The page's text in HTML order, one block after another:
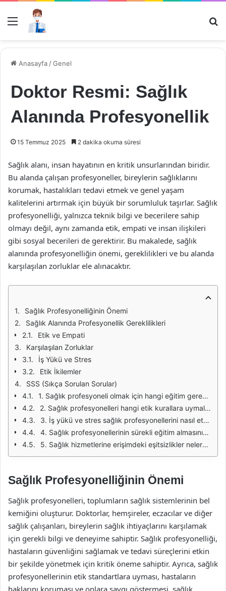
Menü
Anasayfa /Genel
Doktor Resmi: Sağlık
Alanında Profesyonellik
15 Temmuz 2025 2 dakika okuma süresi
Sağlık alanı, insan hayatının en kritik unsurlarından biridir.
Bu alanda çalışan profesyoneller, bireylerin sağlıklarını
korumak, hastalıkları tedavi etmek ve genel yaşam
kalitelerini artırmak için büyük bir sorumluluk taşırlar. Sağlık
profesyonelliği, yalnızca teknik bilgi ve becerilere sahip
olmayı değil, aynı zamanda etik, empati ve insan ilişkileri
gibi sosyal becerileri de gerektirir. Bu makalede, sağlık
alanında profesyonelliğin önemi, gereklilikleri ve bu alanda
karşılaşılan zorluklar ele alınacaktır.
Sağlık Profesyonelliğinin Önemi
Sağlık Alanında Profesyonellik Gereklilikleri
Etik ve Empati
Karşılaşılan Zorluklar
İş Yükü ve Stres
Etik İkilemler
SSS (Sıkça Sorulan Sorular)
1. Sağlık profesyoneli olmak için hangi eğitim gereklidir?
2. Sağlık profesyonelleri hangi etik kurallara uymalıdır?
3. İş yükü ve stres sağlık profesyonellerini nasıl etkiler?
4. Sağlık profesyonellerinin sürekli eğitim almasının önemi nedir?
5. Sağlık hizmetlerine erişimdeki eşitsizlikler nelerdir?
Sağlık Profesyonelliğinin Önemi
Sağlık profesyonelleri, toplumların sağlık sistemlerinin bel
kemiğini oluşturur. Doktorlar, hemşireler, eczacılar ve diğer
sağlık çalışanları, bireylerin sağlık ihtiyaçlarını karşılamak
için gerekli bilgi ve deneyime sahiptir. Sağlık profesyonelliği,
hastaların güvenliğini sağlamak ve tedavi süreçlerini etkin
bir şekilde yönetmek için kritik öneme sahiptir. Ayrıca, sağlık
profesyonellerinin etik standartlara uyması, hastaların
haklarını koruması ve onlara saygı göstermesi, sağlık